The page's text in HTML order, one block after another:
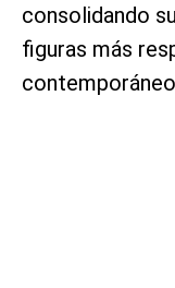
consolidando
figuras más